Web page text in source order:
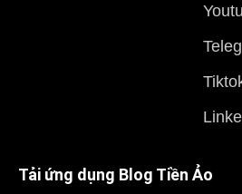
Tải ứng dụng Blog Tiền Ảo